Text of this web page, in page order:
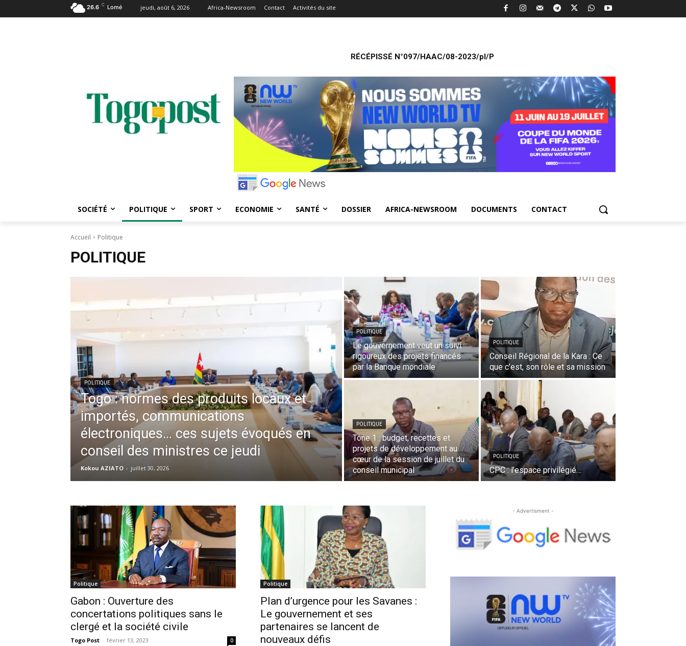
26.6 C Lomé jeudi, août 6, 2026 Africa-Newsroom Contact Activités du site
RÉCÉPISSÉ N°097/HAAC/08-2023/pl/P
SOCIÉTÉ POLITIQUE SPORT ECONOMIE SANTÉ DOSSIER AFRICA-NEWSROOM DOCUMENTS CONTACT
Accueil Politique
POLITIQUE
POLITIQUE
Togo : normes des produits locaux et
importés, communications
électroniques… ces sujets évoqués en
conseil des ministres ce jeudi
Kokou AZIATO - juillet 30, 2026
POLITIQUE
Le gouvernement veut un suivi
rigoureux des projets financés
par la Banque mondiale
POLITIQUE
Conseil Régional de la Kara : Ce
que c’est, son rôle et sa mission
POLITIQUE
Tône 1 : budget, recettes et
projets de développement au
cœur de la session de juillet du
conseil municipal
POLITIQUE
CPC : l’espace privilégié…
Politique
Gabon : Ouverture des
concertations politiques sans le
clergé et la société civile
Togo Post - février 13, 2023 0
Politique
Plan d’urgence pour les Savanes :
Le gouvernement et ses
partenaires se lancent de
nouveaux défis
- Advertisment -